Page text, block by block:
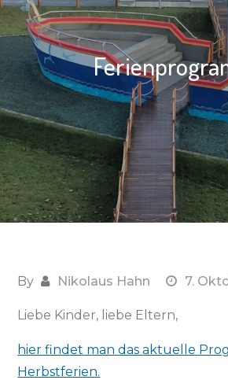
By Nikolaus Hahn 7.
Liebe Kinder, liebe Eltern,
hier findet man das aktuelle
Herbstferien.